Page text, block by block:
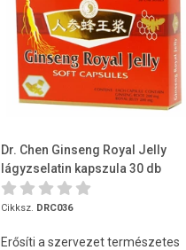
Dr. Chen Ginseng Royal Jelly
lágyzselatin kapszula 30 db
Cikksz. DRC036
Erősíti a szervezet természetes